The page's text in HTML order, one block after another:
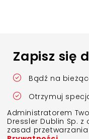
Zapisz się
Bądź na
Otrzymuj
Administratorem
Dressler Dublin Sp.
zasad